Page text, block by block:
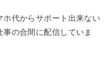
代からサポート出来ない
の合間に配信していま